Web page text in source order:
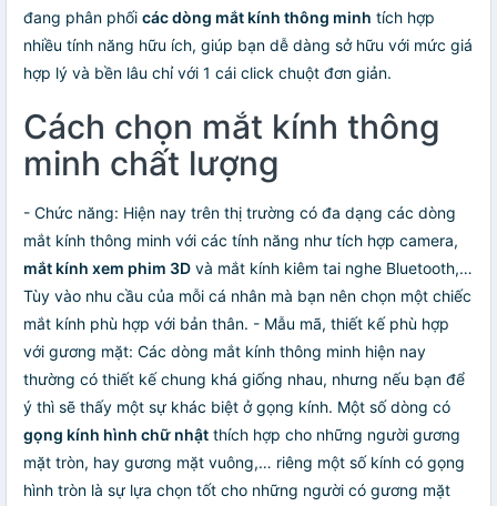
đang phân phối các dòng mắt kính thông minh tích hợp
nhiều tính năng hữu ích, giúp bạn dễ dàng sở hữu với mức giá
hợp lý và bền lâu chỉ với 1 cái click chuột đơn giản.
Cách chọn mắt kính thông
minh chất lượng
- Chức năng: Hiện nay trên thị trường có đa dạng các dòng
mắt kính thông minh với các tính năng như tích hợp camera,
mắt kính xem phim 3D và mắt kính kiêm tai nghe Bluetooth,…
Tùy vào nhu cầu của mỗi cá nhân mà bạn nên chọn một chiếc
mắt kính phù hợp với bản thân. - Mẫu mã, thiết kế phù hợp
với gương mặt: Các dòng mắt kính thông minh hiện nay
thường có thiết kế chung khá giống nhau, nhưng nếu bạn để
ý thì sẽ thấy một sự khác biệt ở gọng kính. Một số dòng có
gọng kính hình chữ nhật thích hợp cho những người gương
mặt tròn, hay gương mặt vuông,… riêng một số kính có gọng
hình tròn là sự lựa chọn tốt cho những người có gương mặt